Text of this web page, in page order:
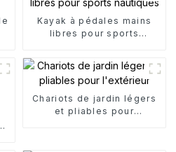
Kayak à pédales mains
libres pour sports
Chariots de jardin légers
et pliables pour